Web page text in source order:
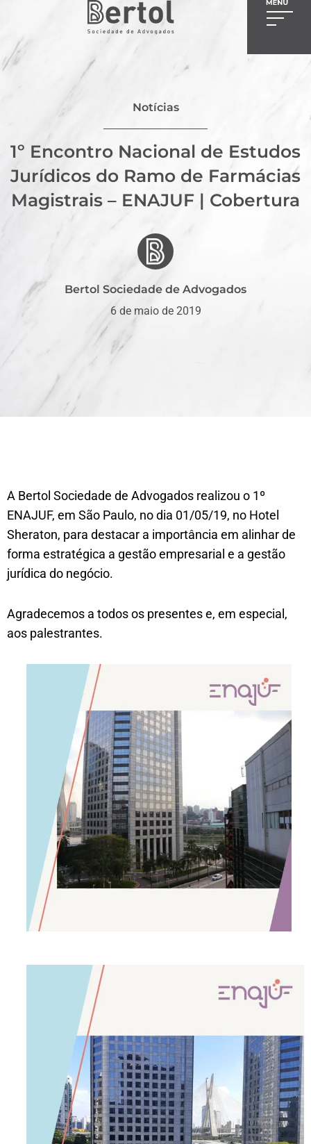
Notícias
1º Encontro Nacional de Estudos
Jurídicos do Ramo de Farmácias
Magistrais – ENAJUF | Cobertura
Bertol Sociedade de Advogados
6 de maio de 2019
A Bertol Sociedade de Advogados realizou o 1º
ENAJUF, em São Paulo, no dia 01/05/19, no Hotel
Sheraton, para destacar a importância em alinhar de
forma estratégica a gestão empresarial e a gestão
jurídica do negócio.
Agradecemos a todos os presentes e, em especial,
aos palestrantes.